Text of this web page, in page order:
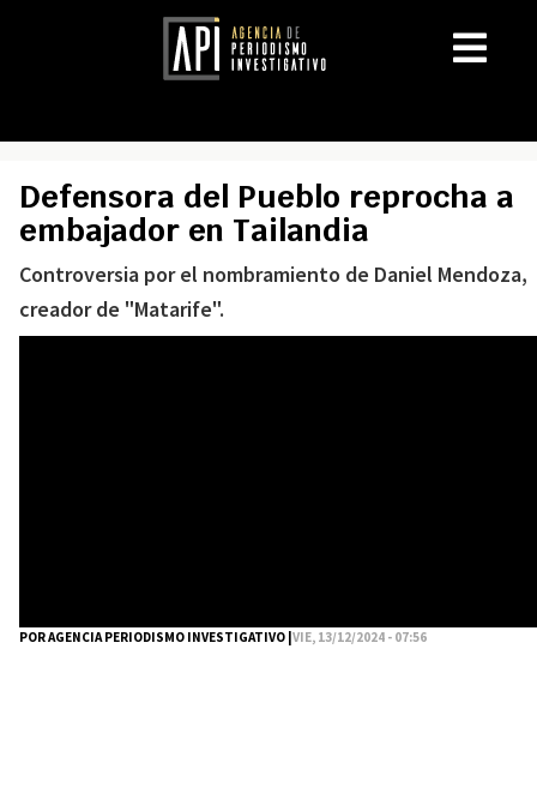
Defensora del Pueblo reprocha a
embajador en Tailandia
Controversia por el nombramiento de Daniel Mendoza,
creador de "Matarife".
POR AGENCIA PERIODISMO INVESTIGATIVO | VIE, 13/12/2024 - 07:56